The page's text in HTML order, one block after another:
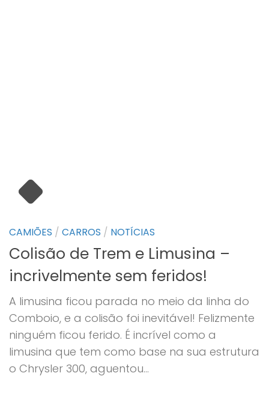
CAMIÕES / CARROS / NOTÍCIAS
Colisão de Trem e Limusina –
incrivelmente sem feridos!
A limusina ficou parada no meio da linha do
Comboio, e a colisão foi inevitável! Felizmente
ninguém ficou ferido. É incrível como a
limusina que tem como base na sua estrutura
o Chrysler 300, aguentou...